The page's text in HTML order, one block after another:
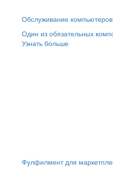
Обслуживание компьютеров
Один из обязательных
Узнать больше
Фулфилмент для